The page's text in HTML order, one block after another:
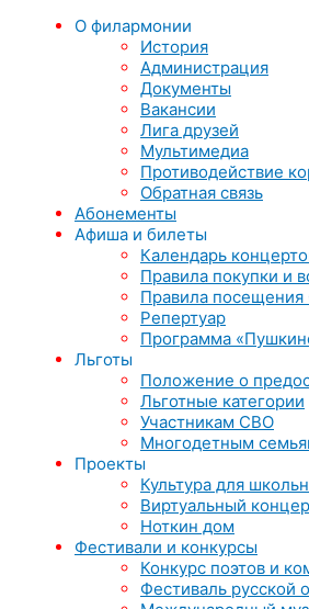
О филармонии
История
Администрация
Документы
Вакансии
Лига друзей
Мультимедиа
Противодействие
Обратная связь
Абонементы
Афиша и билеты
Календарь
Правила покупки и
Правила
Репертуар
Программа
Льготы
Положение о
Льготные категории
Участникам СВО
Многодетным
Проекты
Культура для
Виртуальный
Ноткин дом
Фестивали и конкурсы
Конкурс поэтов и
Фестиваль русской